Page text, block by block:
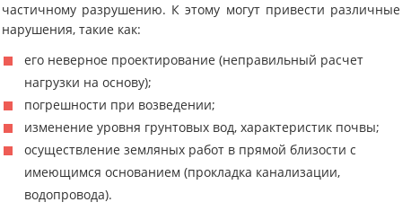
частичному разрушению. К этому могут привести различные
нарушения, такие как:
его неверное проектирование (неправильный расчет
нагрузки на основу);
погрешности при возведении;
изменение уровня грунтовых вод, характеристик почвы;
осуществление земляных работ в прямой близости с
имеющимся основанием (прокладка канализации,
водопровода).